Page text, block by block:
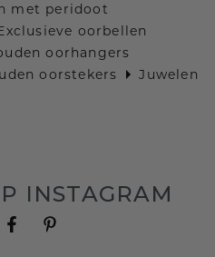
met peridoot
oorbellen
oorhangers
oorstekers
Juwelen
INSTAGRAM